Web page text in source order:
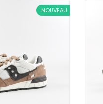
NOUVEAU